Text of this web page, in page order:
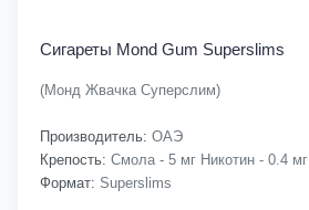
Сигареты Mond Gum Superslims
(Монд Жвачка Суперслим)
Производитель: ОАЭ
Крепость: Смола - 5 мг Никотин - 0.4 мг
Формат: Superslims